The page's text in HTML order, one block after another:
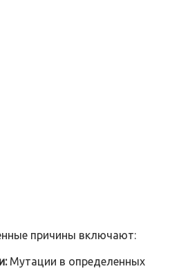
причины включают:
Мутации в определенных